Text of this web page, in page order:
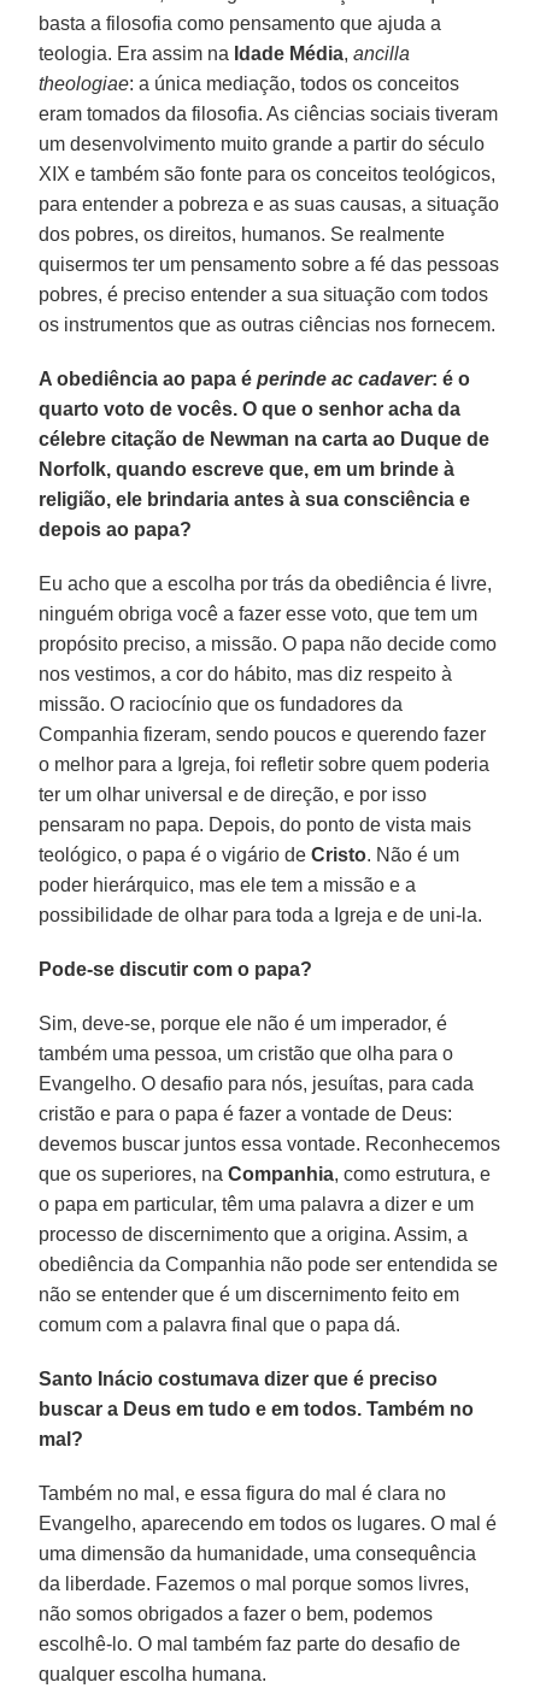
basta a filosofia como pensamento que ajuda a
teologia. Era assim na Idade Média,ancilla
theologiae: a única mediação, todos os conceitos
eram tomados da filosofia. As ciências sociais tiveram
um desenvolvimento muito grande a partir do século
XIX e também são fonte para os conceitos teológicos,
para entender a pobreza e as suas causas, a situação
dos pobres, os direitos, humanos. Se realmente
quisermos ter um pensamento sobre a fé das pessoas
pobres, é preciso entender a sua situação com todos
os instrumentos que as outras ciências nos fornecem.
A obediência ao papa éperinde ac cadaver: é o
quarto voto de vocês. O que o senhor acha da
célebre citação de Newman na carta ao Duque de
Norfolk, quando escreve que, em um brinde à
religião, ele brindaria antes à sua consciência e
depois ao papa?
Eu acho que a escolha por trás da obediência é livre,
ninguém obriga você a fazer esse voto, que tem um
propósito preciso, a missão. O papa não decide como
nos vestimos, a cor do hábito, mas diz respeito à
missão. O raciocínio que os fundadores da
Companhia fizeram, sendo poucos e querendo fazer
o melhor para a Igreja, foi refletir sobre quem poderia
ter um olhar universal e de direção, e por isso
pensaram no papa. Depois, do ponto de vista mais
teológico, o papa é o vigário deCristo. Não é um
poder hierárquico, mas ele tem a missão e a
possibilidade de olhar para toda a Igreja e de uni-la.
Pode-se discutir com o papa?
Sim, deve-se, porque ele não é um imperador, é
também uma pessoa, um cristão que olha para o
Evangelho. O desafio para nós, jesuítas, para cada
cristão e para o papa é fazer a vontade de Deus:
devemos buscar juntos essa vontade. Reconhecemos
que os superiores, naCompanhia, como estrutura, e
o papa em particular, têm uma palavra a dizer e um
processo de discernimento que a origina. Assim, a
obediência da Companhia não pode ser entendida se
não se entender que é um discernimento feito em
comum com a palavra final que o papa dá.
Santo Inácio costumava dizer que é preciso
buscar a Deus em tudo e em todos. Também no
mal?
Também no mal, e essa figura do mal é clara no
Evangelho, aparecendo em todos os lugares. O mal é
uma dimensão da humanidade, uma consequência
da liberdade. Fazemos o mal porque somos livres,
não somos obrigados a fazer o bem, podemos
escolhê-lo. O mal também faz parte do desafio de
qualquer escolha humana.